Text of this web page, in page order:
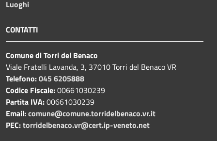
Luoghi
CONTATTI
Comune di Torri del Benaco
Viale Fratelli Lavanda, 3, 37010 Torri del Benaco VR
Telefono:045 6205888
Codice Fiscale:00661030239
Partita IVA:00661030239
Email:comune@comune.torridelbenaco.vr.it
PEC:torridelbenaco.vr@cert.ip-veneto.net